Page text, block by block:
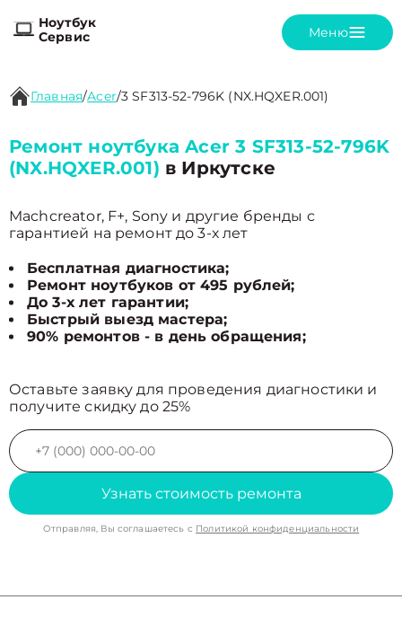
Ноутбук
Сервис
Меню
Главная/Acer/3 SF313-52-796K (NX.HQXER.001)
Ремонт ноутбука Acer 3 SF313-52-796K
(NX.HQXER.001) в Иркутске
Machcreator, F+, Sony и другие бренды с
гарантией на ремонт до 3-х лет
Бесплатная диагностика;
Ремонт ноутбуков от 495 рублей;
До 3-х лет гарантии;
Быстрый выезд мастера;
90% ремонтов - в день обращения;
Оставьте заявку для проведения диагностики и
получите скидку до 25%
Узнать стоимость ремонта
Отправляя, Вы соглашаетесь с Политикой конфиденциальности